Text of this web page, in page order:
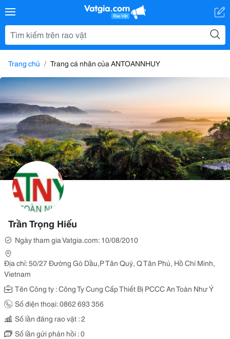
Trang chủ Trang cá nhân của ANTOANNHUY
Trần Trọng Hiếu
Ngày tham gia Vatgia.com: 10/08/2010
Địa chỉ: 50/27 Đường Gò Dầu,P Tân Quý, Q Tân Phú, Hồ Chí Minh,
Vietnam
Tên Công ty : Công Ty Cung Cấp Thiết Bị PCCC An Toàn Như Ý
Số điện thoại: 0862 693 356
Số lần đăng rao vặt : 2
Số lần gửi phản hồi : 0